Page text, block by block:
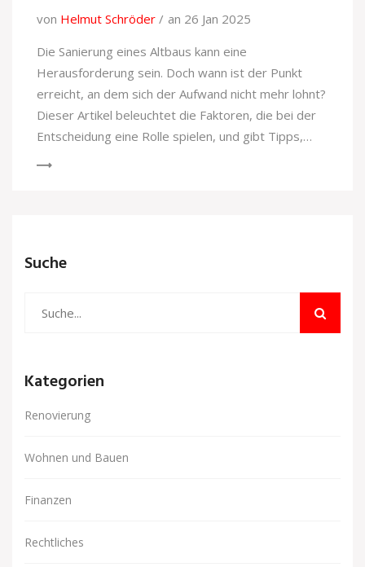
von Helmut Schröder
an 26 Jan 2025
Die Sanierung eines Altbaus kann eine
Herausforderung sein. Doch wann ist der Punkt
erreicht, an dem sich der Aufwand nicht mehr lohnt?
Dieser Artikel beleuchtet die Faktoren, die bei der
Entscheidung eine Rolle spielen, und gibt Tipps,
Suche
Kategorien
Renovierung
Wohnen und Bauen
Finanzen
Rechtliches